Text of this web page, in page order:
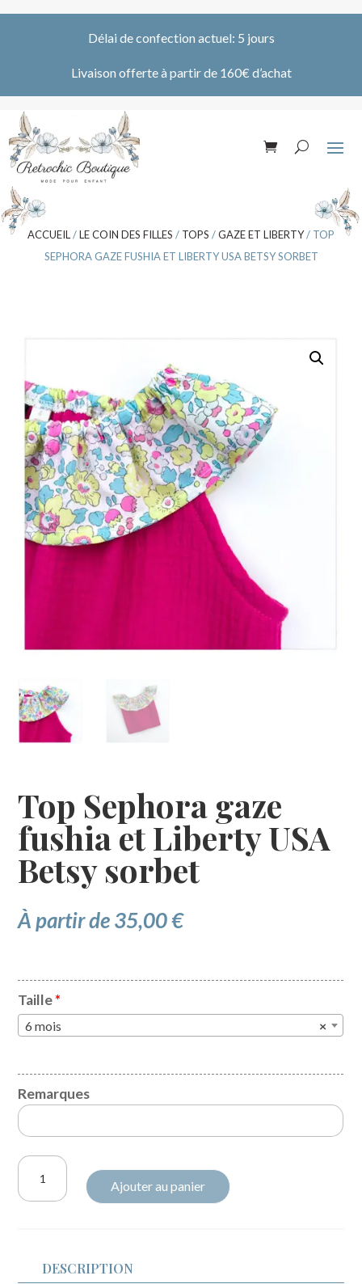
Délai de confection actuel: 5 jours
Livaison offerte à partir de 160€ d’achat
ACCUEIL /LE COIN DES FILLES / TOPS /GAZE ET LIBERTY/ TOP
SEPHORA GAZE FUSHIA ET LIBERTY USA BETSY SORBET
Top Sephora gaze
fushia et Liberty USA
Betsy sorbet
À partir de35,00€
Taille*
×
6 mois
Remarques
quantité
fushia
Ajouter au panier
DESCRIPTION